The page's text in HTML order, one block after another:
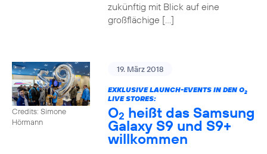
zukünftig mit Blick auf eine
großflächige […]
Credits: Simone
Hörmann
19. März 2018
EXKLUSIVE LAUNCH-EVENTS IN DEN O2
LIVE STORES:
O2 heißt das Samsung
Galaxy S9 und S9+
willkommen